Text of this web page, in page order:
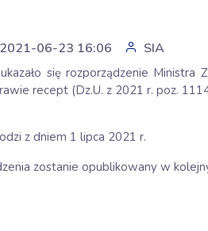
06-23 16:06 SIA
się rozporządzenie
recept (Dz.U. z 2021 r. poz.
z dniem 1 lipca 2021 r.
zostanie opublikowany w